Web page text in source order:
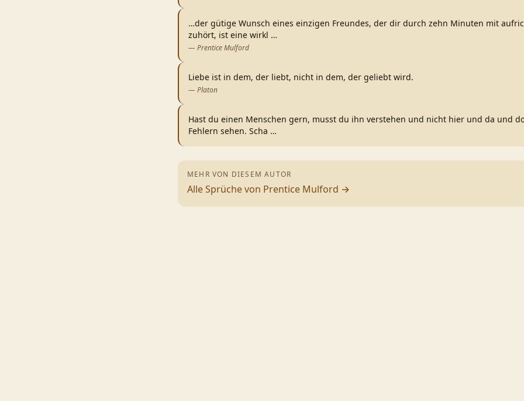
…der gütige Wunsch eines einzigen Freundes, der dir durch zehn Minuten mit
zuhört, ist eine wirkl …
— Prentice Mulford
Liebe ist in dem, der liebt, nicht in dem, der geliebt wird.
— Platon
Hast du einen Menschen gern, musst du ihn verstehen und nicht hier und da und
Fehlern sehen. Scha …
MEHR VON DIESEM AUTOR
Alle Sprüche von Prentice Mulford →